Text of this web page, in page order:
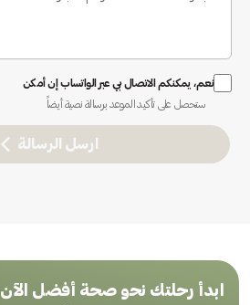
نعم، يمكنكم الاتصال بي عبر الواتساب إن أمكن
ستحصل على تأكيد الموعد برسالة نصية أيضاً
ارسل الرسالة
ابدأ رحلتك نحو صحة أفضل الآن